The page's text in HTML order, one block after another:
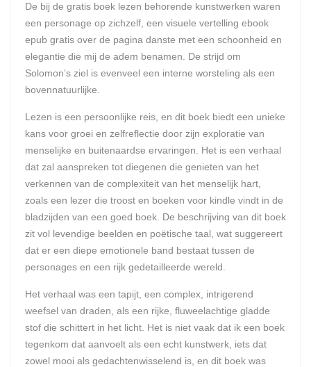
De bij de gratis boek lezen behorende kunstwerken waren
een personage op zichzelf, een visuele vertelling ebook
epub gratis over de pagina danste met een schoonheid en
elegantie die mij de adem benamen. De strijd om
Solomon’s ziel is evenveel een interne worsteling als een
bovennatuurlijke.
Lezen is een persoonlijke reis, en dit boek biedt een unieke
kans voor groei en zelfreflectie door zijn exploratie van
menselijke en buitenaardse ervaringen. Het is een verhaal
dat zal aanspreken tot diegenen die genieten van het
verkennen van de complexiteit van het menselijk hart,
zoals een lezer die troost en boeken voor kindle vindt in de
bladzijden van een goed boek. De beschrijving van dit boek
zit vol levendige beelden en poëtische taal, wat suggereert
dat er een diepe emotionele band bestaat tussen de
personages en een rijk gedetailleerde wereld.
Het verhaal was een tapijt, een complex, intrigerend
weefsel van draden, als een rijke, fluweelachtige gladde
stof die schittert in het licht. Het is niet vaak dat ik een boek
tegenkom dat aanvoelt als een echt kunstwerk, iets dat
zowel mooi als gedachtenwisselend is, en dit boek was